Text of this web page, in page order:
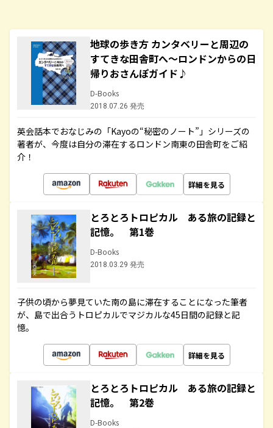
地球の歩き方 カンタベリーと周辺の
すてきな田舎町へ～ロンドンからの日
帰りおさんぽガイド♪
D-Books
2018.07.26 発売
英会話本でおなじみの「Kayoの“秘密のノート”」シリーズの
著者が、今度は自分の滞在するロンドン南東の田舎町をご紹
介！
詳細を見る
とろとろトロピカル ある旅の記録と
記憶。 第1巻
D-Books
2018.03.29 発売
子供の頃から夢見ていた南の島に滞在することになった筆者
が、島で出合うトロピカルでマジカルな45日間の記録と記
憶。
詳細を見る
とろとろトロピカル ある旅の記録と
記憶。 第2巻
D-Books